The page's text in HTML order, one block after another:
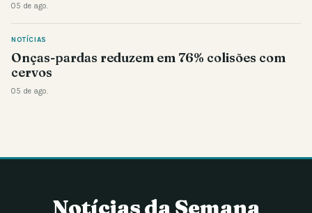
05 de ago.
NOTÍCIAS
Onças-pardas reduzem em 76% colisões com
cervos
05 de ago.
Notícias da Semana